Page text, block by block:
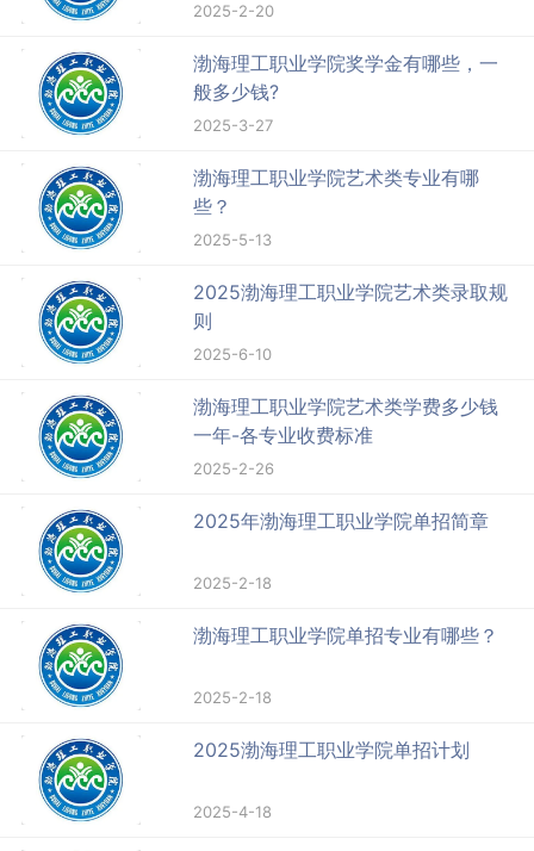
2025-2-20
渤海理工职业学院奖学金有哪些，一
般多少钱?
2025-3-27
渤海理工职业学院艺术类专业有哪
些？
2025-5-13
2025渤海理工职业学院艺术类录取规
则
2025-6-10
渤海理工职业学院艺术类学费多少钱
一年-各专业收费标准
2025-2-26
2025年渤海理工职业学院单招简章
2025-2-18
渤海理工职业学院单招专业有哪些？
2025-2-18
2025渤海理工职业学院单招计划
2025-4-18